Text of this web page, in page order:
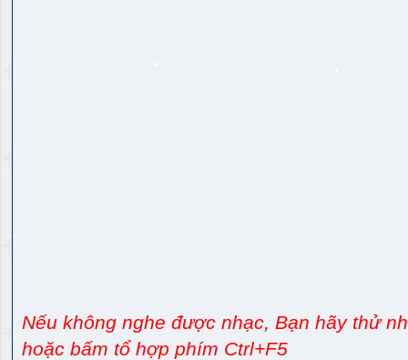
Nếu không nghe được nhạc, Bạn hãy thử
hoặc bấm tổ hợp phím Ctrl+F5